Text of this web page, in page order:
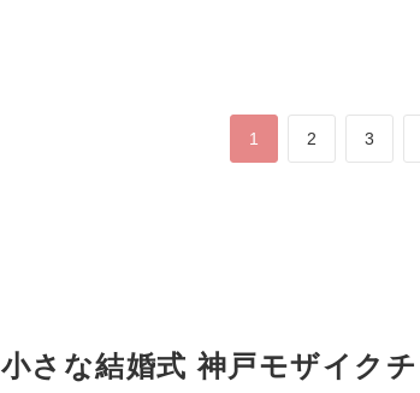
1 2 3
小さな結婚式 神戸モザイク